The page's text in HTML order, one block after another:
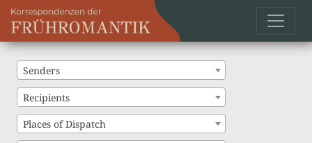
Senders
Recipients
Places of Dispatch